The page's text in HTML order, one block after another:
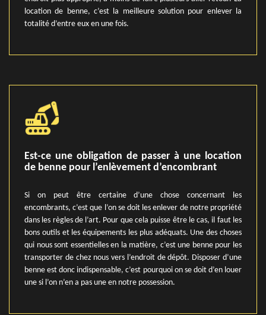
location de benne, c’est la meilleure solution pour enlever la
totalité d’entre eux en une fois.
Est-ce une obligation de passer à une location
de benne pour l’enlèvement d’encombrant
Si on peut être certaine d’une chose concernant les
encombrants, c’est que l’on se doit les enlever de notre propriété
dans les règles de l’art. Pour que cela puisse être le cas, il faut les
bons outils et les équipements les plus adéquats. Une des choses
qui nous sont essentielles en la matière, c’est une benne pour les
transporter de chez nous vers l’endroit de dépôt. Disposer d’une
benne est donc indispensable, c’est pourquoi on se doit d’en louer
une si l’on n’en a pas une en notre possession.